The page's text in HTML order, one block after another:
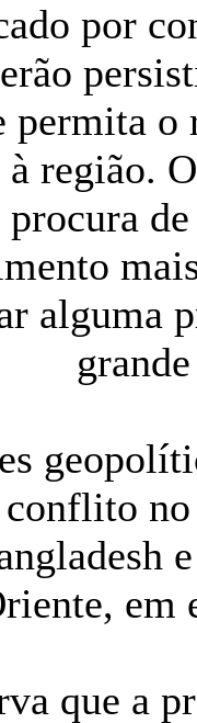
por
permita o
à região.
procura
alguma
conflito
em
que a